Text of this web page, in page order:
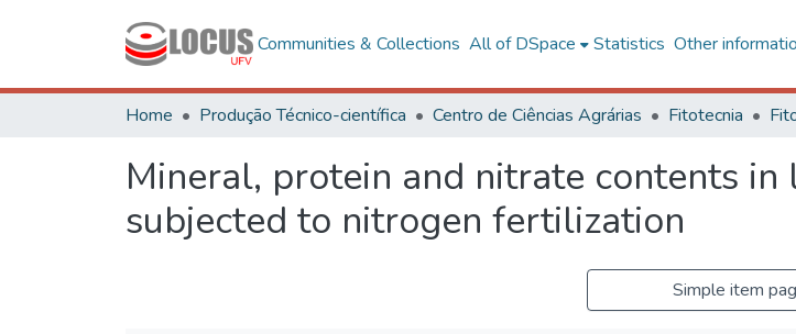
Communities & Collections All of DSpace Statistics Other
Home Produção Técnico-científica Centro de Ciências Agrárias Fitotecnia
Mineral, protein and nitrate contents in
subjected to nitrogen fertilization
Simple item